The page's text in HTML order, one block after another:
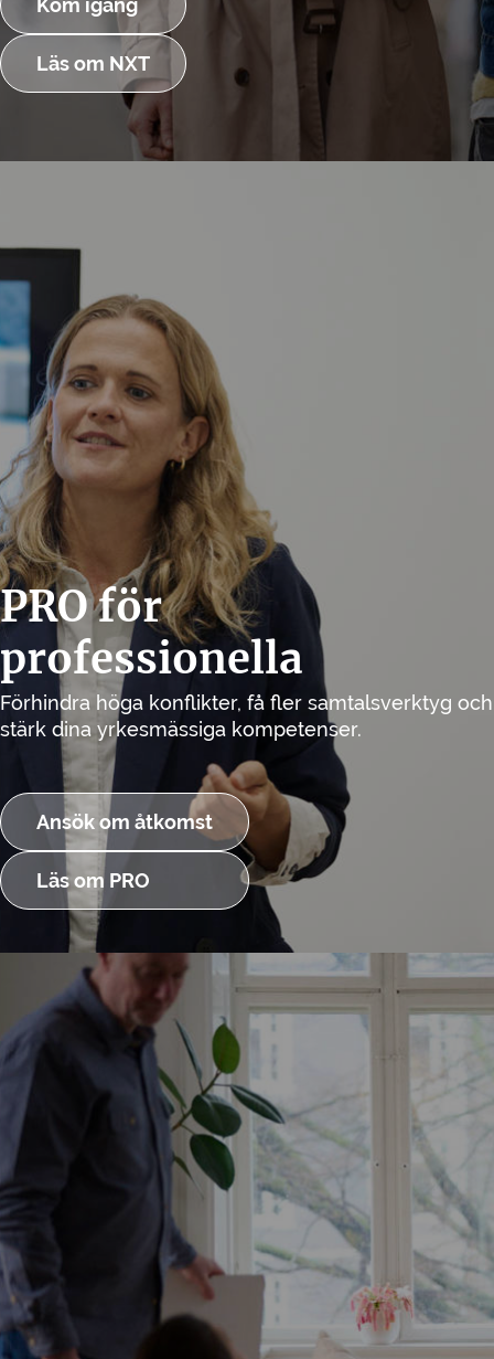
Kom igång
Läs om NXT
PRO för
professionella
Förhindra höga konflikter, få fler samtalsverktyg och
stärk dina yrkesmässiga kompetenser.
Ansök om åtkomst
Läs om PRO